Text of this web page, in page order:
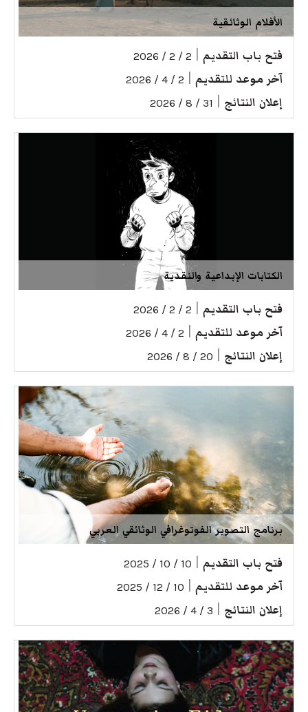
الأفلام الوثائقية
فتح باب التقديم 2 / 2 / 2026
آخر موعد للتقديم 2 / 4 / 2026
إعلان النتائج 31 / 8 / 2026
الكتابات الإبداعية والنقدية
فتح باب التقديم 2 / 2 / 2026
آخر موعد للتقديم 2 / 4 / 2026
إعلان النتائج 20 / 8 / 2026
برنامج التصوير الفوتوغرافي الوثائقي العربي
فتح باب التقديم 10 / 10 / 2025
آخر موعد للتقديم 10 / 12 / 2025
إعلان النتائج 3 / 4 / 2026